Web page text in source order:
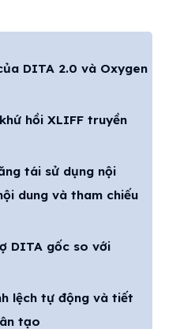
DITA 2.0 và Oxygen
hồi XLIFF truyền
tái sử dụng nội
dung và tham chiếu
DITA gốc so với
lệch tự động và tiết
tạo